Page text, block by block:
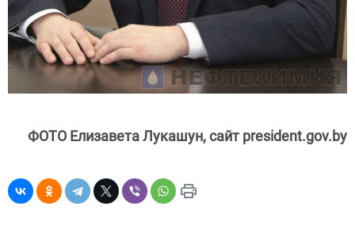
ФОТО Елизавета Лукашун, сайт president.gov.by